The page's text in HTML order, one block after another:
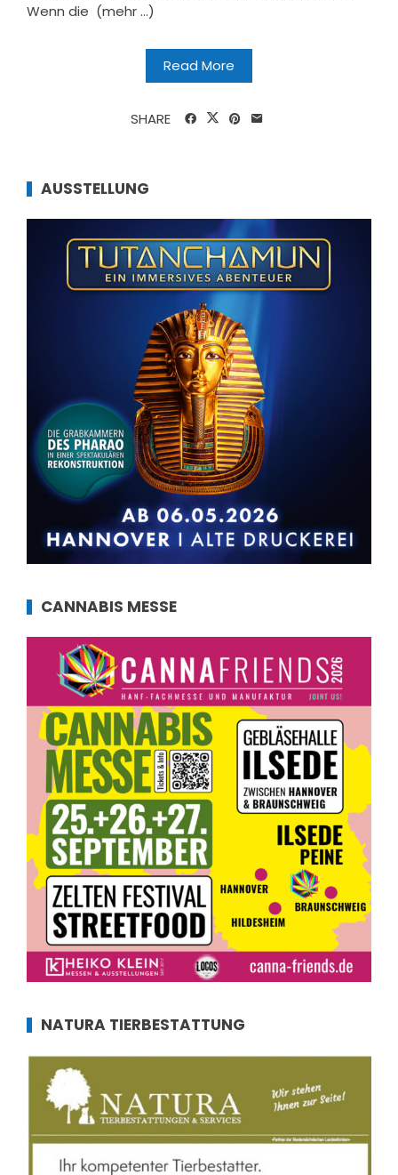
Wenn die (mehr …)
Read More
SHARE
AUSSTELLUNG
CANNABIS MESSE
NATURA TIERBESTATTUNG